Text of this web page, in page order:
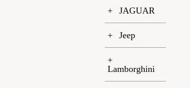
JAGUAR
Jeep
Lamborghini